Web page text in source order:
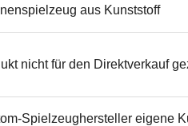
aus Kunststoff
nicht für den Direktverkauf
Spielzeughersteller eigene